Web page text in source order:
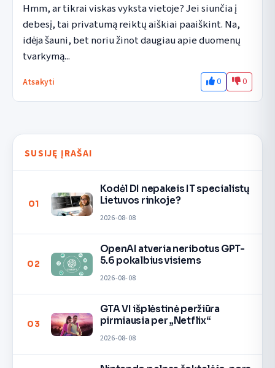
Hmm, ar tikrai viskas vyksta vietoje? Jei siunčia į
debesį, tai privatumą reiktų aiškiai paaiškint. Na,
idėja šauni, bet noriu žinot daugiau apie duomenų
tvarkymą...
Atsakyti 0 0
SUSIJĘ ĮRAŠAI
01
Kodėl DI nepakeis IT specialistų
Lietuvos rinkoje?
2026-08-08
02
OpenAI atveria neribotus GPT-
5.6 pokalbius visiems
2026-08-08
03
GTA VI išplėstinė peržiūra
pirmiausia per „Netflix“
2026-08-08